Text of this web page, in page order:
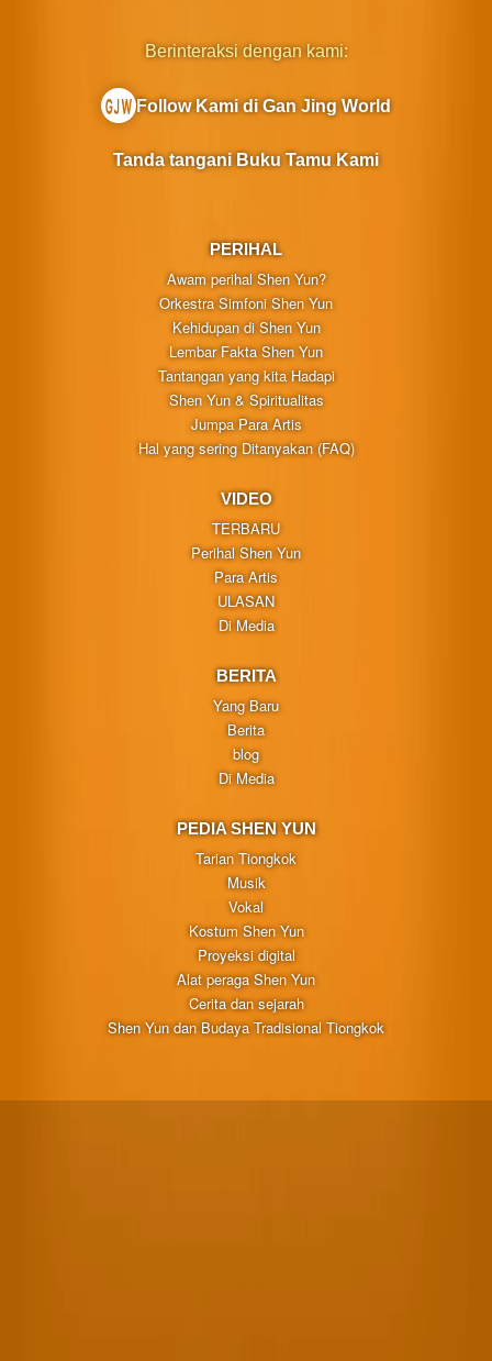
PERIHAL
Awam perihal Shen Yun?
Orkestra Simfoni Shen Yun
Kehidupan di Shen Yun
Lembar Fakta Shen Yun
Tantangan yang kita Hadapi
Shen Yun & Spiritualitas
Jumpa Para Artis
Hal yang sering Ditanyakan (FAQ)
VIDEO
TERBARU
Perihal Shen Yun
Para Artis
ULASAN
Di Media
BERITA
Yang Baru
Berita
blog
Di Media
PEDIA SHEN YUN
Tarian Tiongkok
Musik
Vokal
Kostum Shen Yun
Proyeksi digital
Alat peraga Shen Yun
Cerita dan sejarah
Shen Yun dan Budaya Tradisional Tiongkok
Berinteraksi dengan kami:
Follow Kami di Gan Jing World
Tanda tangani Buku Tamu Kami